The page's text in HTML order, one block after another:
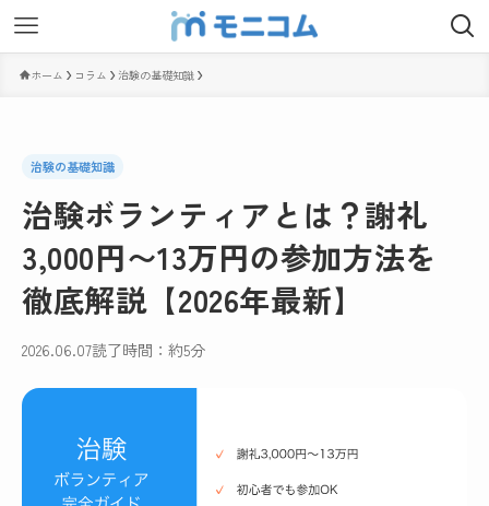
ホーム コラム 治験の基礎知識
治験の基礎知識
治験ボランティアとは？謝礼
3,000円〜13万円の参加方法を
徹底解説【2026年最新】
2026.06.07読了時間：約5分